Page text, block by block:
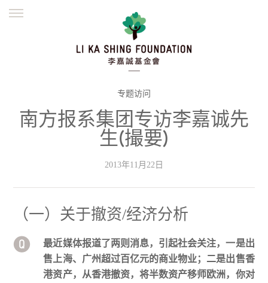
並肩同行
繁體
专题访问
南方报系集团专访李嘉诚先
生(撮要)
2013年11月22日
（一）关于撤资/经济分析
最近媒体报道了两则消息，引起社会关注，一是出
售上海、广州超过百亿元的商业物业；二是出售香
港资产，从香港撤资，将半数资产移师欧洲，你对